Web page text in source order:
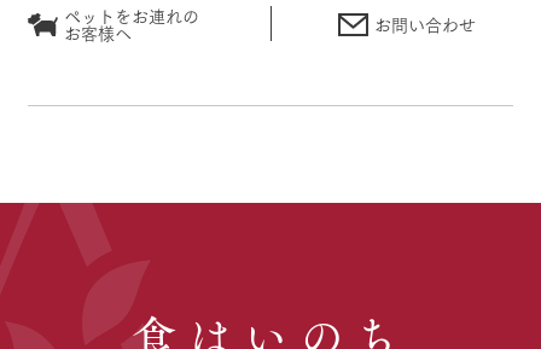
ペットをお連れの
お客様へ お問い合わせ